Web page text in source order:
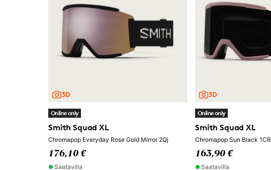
Online only
Smith Squad XL
Chromapop Everyday Rose Gold Mirror 2Qj
176,10 €
Saatavilla
Online only
Smith Squad XL
Chromapop Sun Black 1CR
163,90 €
Saatavilla